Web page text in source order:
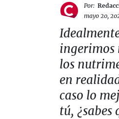
Por:
mayo 20,
ingerimos
los
en
caso lo
tú, ¿sabes